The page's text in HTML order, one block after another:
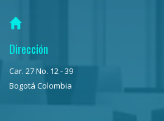
Dirección
Car. 27 No. 12 - 39
Bogotá Colombia